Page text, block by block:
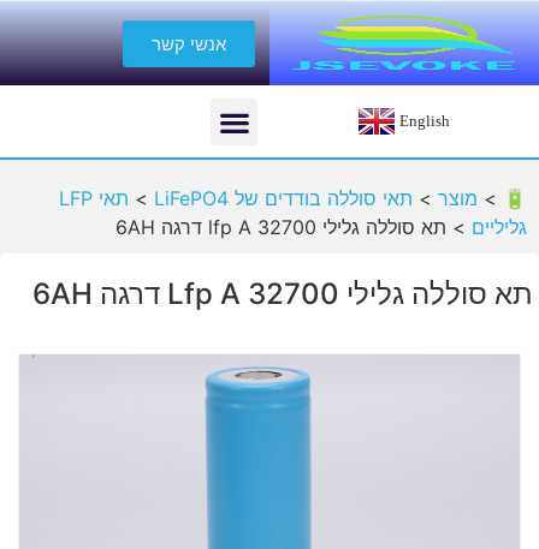
אנשי קשר
English
🔋 > מוצר > תאי סוללה בודדים של LiFePO4 >
תאי LFP
גליליים > תא סוללה גלילי 32700 lfp A דרגה 6AH
תא סוללה גלילי 32700 Lfp A דרגה 6AH